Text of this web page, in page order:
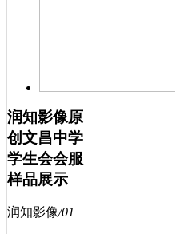
润知影像原
创文昌中学
学生会会服
样品展示
润知影像/01